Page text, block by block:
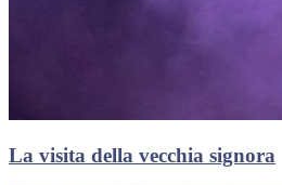
La visita della vecchia signora